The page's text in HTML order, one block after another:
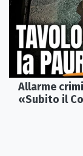
Allarme
«Subito il